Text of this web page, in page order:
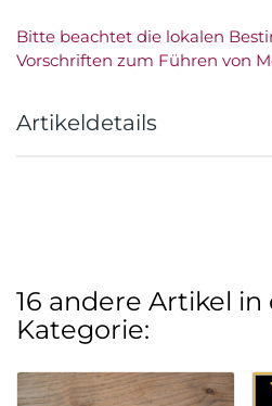
Bitte beachtet die lokalen
Vorschriften zum Führen von
Artikeldetails
16 andere Artikel
Kategorie: